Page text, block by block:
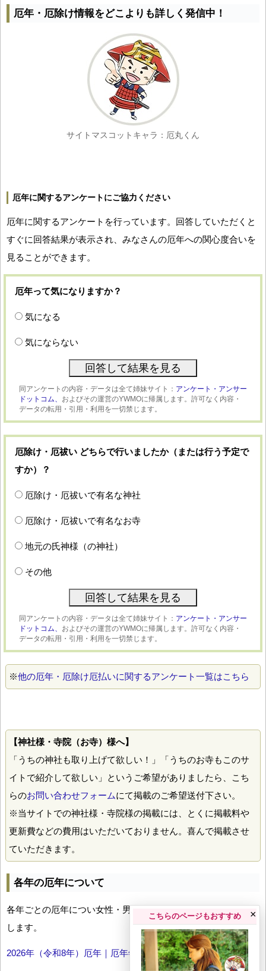
厄年・厄除け情報をどこよりも詳しく発信中！
サイトマスコットキャラ：厄丸くん
厄年に関するアンケートにご協力ください
厄年に関するアンケートを行っています。回答していただくと
すぐに回答結果が表示され、みなさんの厄年への関心度合いを
見ることができます。
厄年って気になりますか？
気になる
気にならない
同アンケートの内容・データは全て姉妹サイト： アンケート・アンサー
ドットコム、 およびその運営のYWMOに帰属します。許可なく内容・
データの転用・引用・利用を一切禁じます。
厄除け・厄祓い どちらで行いましたか（または行う予定で
すか）？
厄除け・厄祓いで有名な神社
厄除け・厄祓いで有名なお寺
地元の氏神様（の神社）
その他
同アンケートの内容・データは全て姉妹サイト： アンケート・アンサー
ドットコム、 およびその運営のYWMOに帰属します。許可なく内容・
データの転用・引用・利用を一切禁じます。
※他の厄年・厄除け厄払いに関するアンケート一覧はこちら
【神社様・寺院（お寺）様へ】
「うちの神社も取り上げて欲しい！」「うちのお寺もこのサ
イトで紹介して欲しい」というご希望がありましたら、こち
らのお問い合わせフォームにて掲載のご希望送付下さい。
※当サイトでの神社様・寺院様の掲載には、とくに掲載料や
更新費などの費用はいただいておりません。喜んで掲載させ
ていただきます。
各年の厄年について
各年ごとの厄年につい女性・男性の年齢早見表とともにお伝え
します。
2026年（令和8年）厄年｜厄年年齢早見表
こちらのページもおすすめ ×